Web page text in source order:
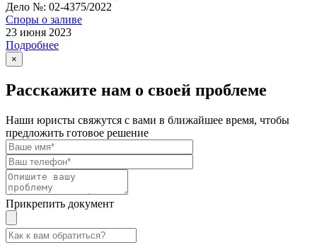
Дело №: 02-4375/2022
Споры о заливе
23 июня 2023
Подробнее
×
Расскажите нам о своей проблеме
Наши юристы свяжутся с вами в ближайшее время, чтобы
предложить готовое решение
Прикрепить документ